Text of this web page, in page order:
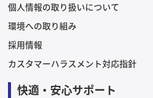
個人情報の取り扱いについて
環境への取り組み
採用情報
カスタマーハラスメント対応指針
快適・安心サポート